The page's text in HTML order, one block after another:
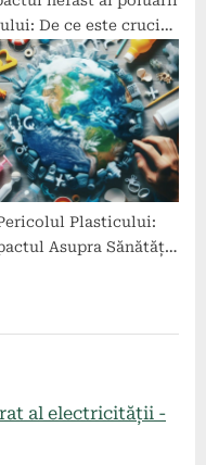
De ce este crucial
să înțelegem și să
acest fenomen.
Plasticului:
Asupra Sănătății
al electricității -